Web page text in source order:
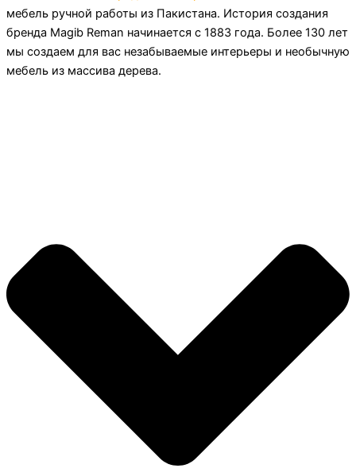
мебель ручной работы из Пакистана. История создания
бренда Magib Reman начинается с 1883 года. Более 130 лет
мы создаем для вас незабываемые интерьеры и необычную
мебель из массива дерева.